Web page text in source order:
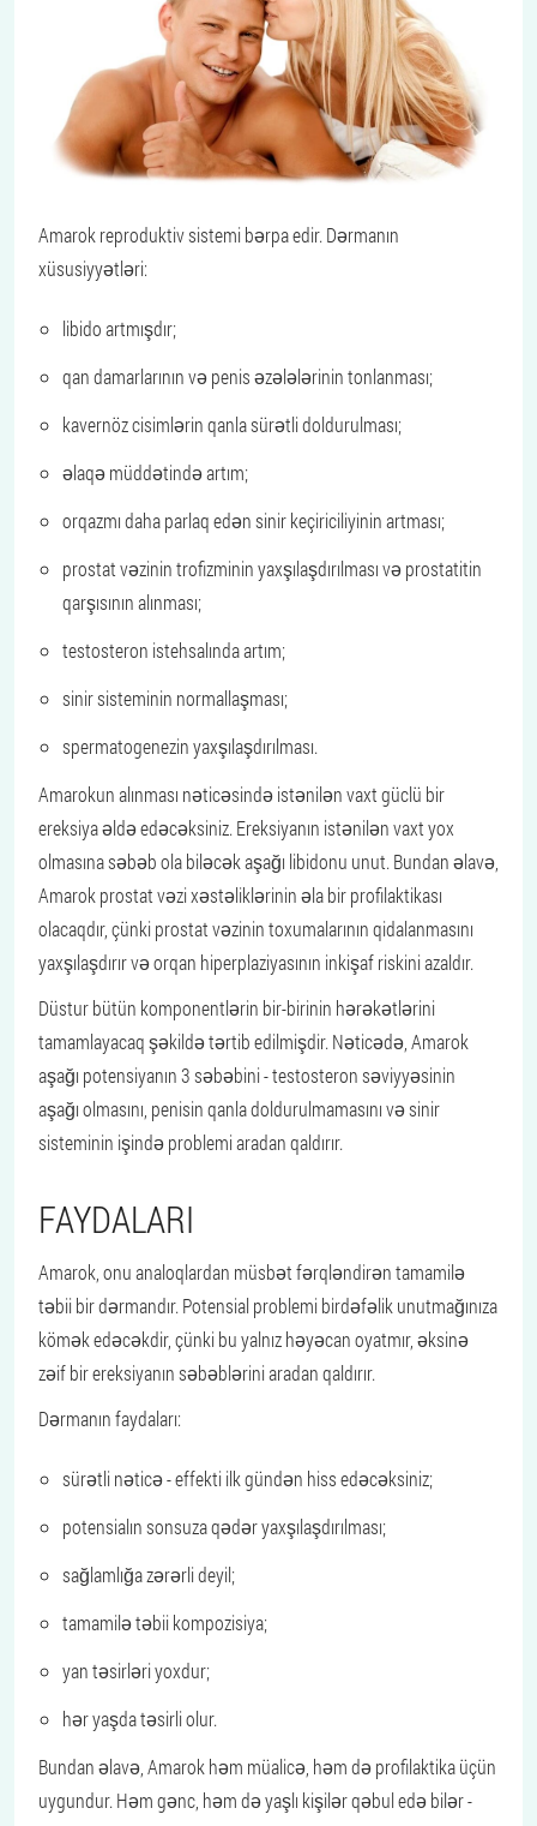
Amarok reproduktiv sistemi bərpa edir. Dərmanın
xüsusiyyətləri:
libido artmışdır;
qan damarlarının və penis əzələlərinin tonlanması;
kavernöz cisimlərin qanla sürətli doldurulması;
əlaqə müddətində artım;
orqazmı daha parlaq edən sinir keçiriciliyinin artması;
prostat vəzinin trofizminin yaxşılaşdırılması və prostatitin
qarşısının alınması;
testosteron istehsalında artım;
sinir sisteminin normallaşması;
spermatogenezin yaxşılaşdırılması.
Amarokun alınması nəticəsində istənilən vaxt güclü bir
ereksiya əldə edəcəksiniz. Ereksiyanın istənilən vaxt yox
olmasına səbəb ola biləcək aşağı libidonu unut. Bundan əlavə,
Amarok prostat vəzi xəstəliklərinin əla bir profilaktikası
olacaqdır, çünki prostat vəzinin toxumalarının qidalanmasını
yaxşılaşdırır və orqan hiperplaziyasının inkişaf riskini azaldır.
Düstur bütün komponentlərin bir-birinin hərəkətlərini
tamamlayacaq şəkildə tərtib edilmişdir. Nəticədə, Amarok
aşağı potensiyanın 3 səbəbini - testosteron səviyyəsinin
aşağı olmasını, penisin qanla doldurulmamasını və sinir
sisteminin işində problemi aradan qaldırır.
FAYDALARI
Amarok, onu analoqlardan müsbət fərqləndirən tamamilə
təbii bir dərmandır. Potensial problemi birdəfəlik unutmağınıza
kömək edəcəkdir, çünki bu yalnız həyəcan oyatmır, əksinə
zəif bir ereksiyanın səbəblərini aradan qaldırır.
Dərmanın faydaları:
sürətli nəticə - effekti ilk gündən hiss edəcəksiniz;
potensialın sonsuza qədər yaxşılaşdırılması;
sağlamlığa zərərli deyil;
tamamilə təbii kompozisiya;
yan təsirləri yoxdur;
hər yaşda təsirli olur.
Bundan əlavə, Amarok həm müalicə, həm də profilaktika üçün
uygundur. Həm gənc, həm də yaşlı kişilər qəbul edə bilər -